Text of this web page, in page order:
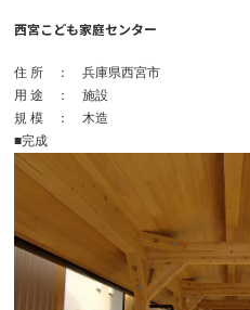
西宮こども家庭センター
住 所 ： 兵庫県西宮市
用 途 ： 施設
規 模 ： 木造
■完成